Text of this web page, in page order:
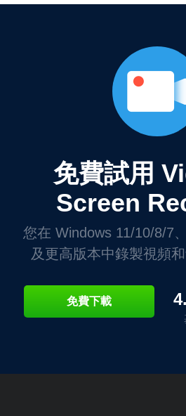
免費試用
Screen
您在 Windows 11/10/8/7
及更高版本中錄製視頻
免費下載